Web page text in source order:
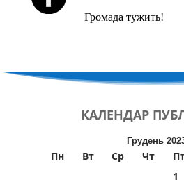
Громада тужить!
КАЛЕНДАР
Грудень
Пн Вт Ср Чт
1